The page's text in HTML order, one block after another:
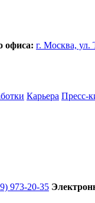
офиса: г. Москва, ул.
Карьера Пресс-
973-20-35